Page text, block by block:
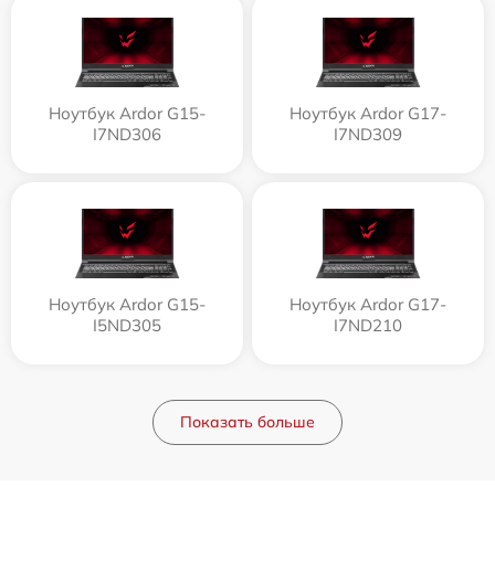
Ноутбук Ardor G15-
I7ND306
Ноутбук Ardor G17-
I7ND309
Ноутбук Ardor G15-
I5ND305
Ноутбук Ardor G17-
I7ND210
Показать больше